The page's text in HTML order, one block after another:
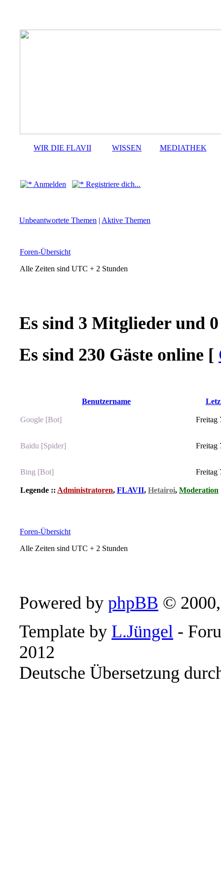
WIR DIE FLAVII WISSEN MEDIATHEK
Anmelden Registriere dich...
Unbeantwortete Themen | Aktive Themen
Foren-Übersicht
Alle Zeiten sind UTC + 2 Stunden
Es sind 3 Mitglieder und
Es sind 230 Gäste online [
Benutzername
Google [Bot] Freitag
Baidu [Spider] Freitag
Bing [Bot] Freitag
Legende :: Administratoren, FLAVII, Hetairoi, Moderation
Foren-Übersicht
Alle Zeiten sind UTC + 2 Stunden
Powered by phpBB ©
Template by L.Jüngel -
2012
Deutsche Übersetzung